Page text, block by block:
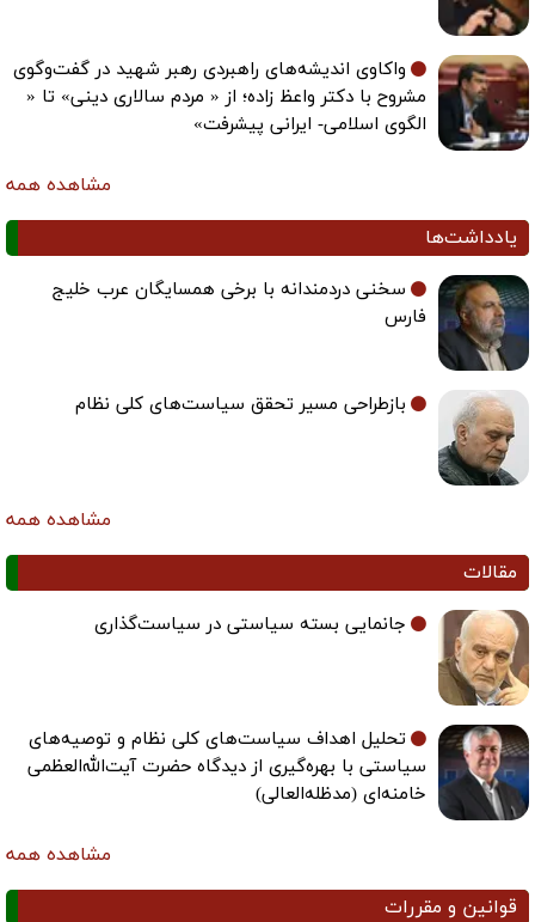
واکاوی اندیشه‌های راهبردی رهبر شهید در گفت‌وگوی
مشروح با دکتر واعظ زاده؛ از « مردم سالاری دینی» تا «
الگوی اسلامی- ایرانی پیشرفت»
مشاهده همه
یادداشت‌ها
سخنی دردمندانه با برخی همسایگان عرب خلیج
فارس
بازطراحی مسیر تحقق سیاست‌های کلی نظام
مشاهده همه
مقالات
جانمایی بسته سیاستی در سیاست‌گذاری
تحلیل اهداف سیاست‌های کلی نظام و توصیه‌های
سیاستی با بهره‌گیری از دیدگاه حضرت آیت‌الله‌العظمی
خامنه‌ای (مدظله‌العالی)
مشاهده همه
قوانین و مقررات